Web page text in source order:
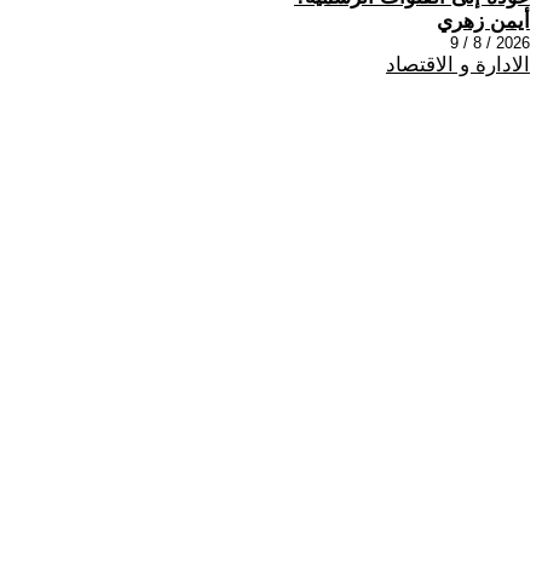
أيمن زهري
2026 / 8 / 9
الادارة و الاقتصاد